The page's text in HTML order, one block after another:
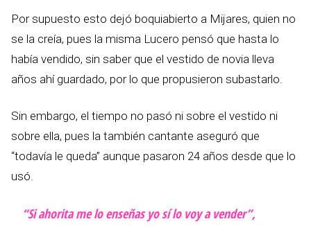
Por supuesto esto dejó boquiabierto a Mijares, quien no
se la creía, pues la misma Lucero pensó que hasta lo
había vendido, sin saber que el vestido de novia lleva
años ahí guardado, por lo que propusieron subastarlo.
Sin embargo, el tiempo no pasó ni sobre el vestido ni
sobre ella, pues la también cantante aseguró que
“todavía le queda” aunque pasaron 24 años desde que lo
usó.
“Si ahorita me lo enseñas yo sí lo voy a vender”,